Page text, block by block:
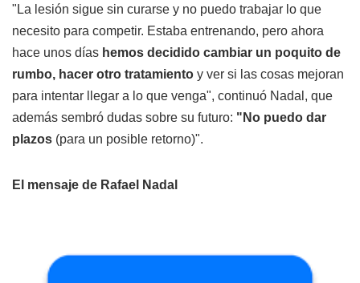
"La lesión sigue sin curarse y no puedo trabajar lo que
necesito para competir. Estaba entrenando, pero ahora
hace unos días hemos decidido cambiar un poquito de
rumbo, hacer otro tratamiento y ver si las cosas mejoran
para intentar llegar a lo que venga", continuó Nadal, que
además sembró dudas sobre su futuro: "No puedo dar
plazos (para un posible retorno)".
El mensaje de Rafael Nadal